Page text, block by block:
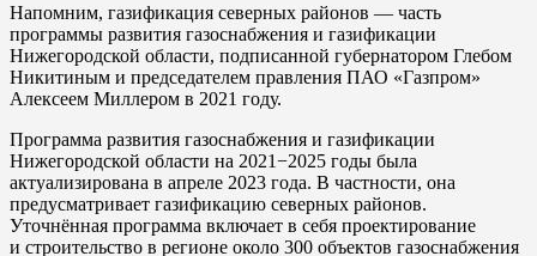
Напомним, газификация северных районов — часть
программы развития газоснабжения и газификации
Нижегородской области, подписанной губернатором Глебом
Никитиным и председателем правления ПАО «Газпром»
Алексеем Миллером в 2021 году.
Программа развития газоснабжения и газификации
Нижегородской области на 2021−2025 годы была
актуализирована в апреле 2023 года. В частности, она
предусматривает газификацию северных районов.
Уточнённая программа включает в себя проектирование
и строительство в регионе около 300 объектов газоснабжения